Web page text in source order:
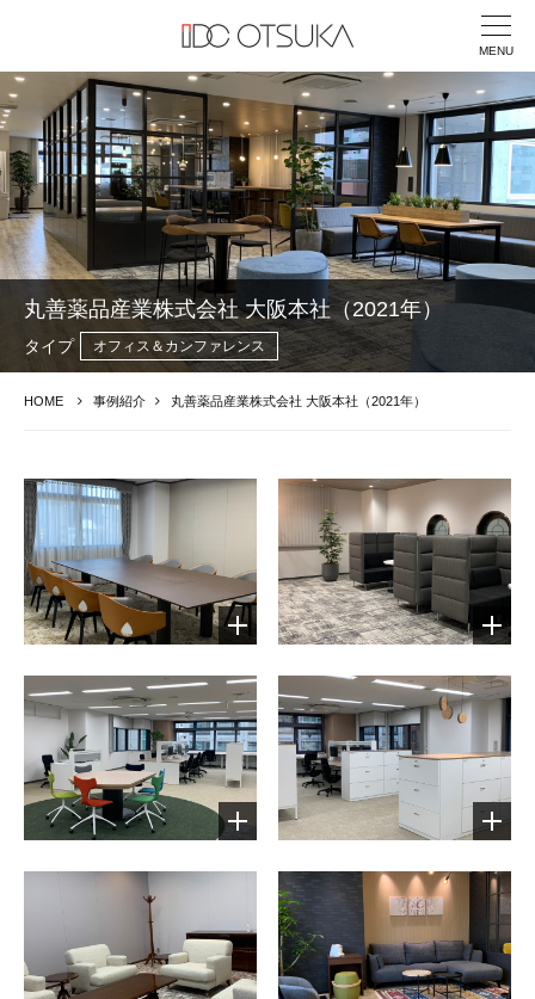
MENU
丸善薬品産業株式会社 大阪本社（2021年）
タイプ オフィス＆カンファレンス
HOME 事例紹介 丸善薬品産業株式会社 大阪本社（2021年）